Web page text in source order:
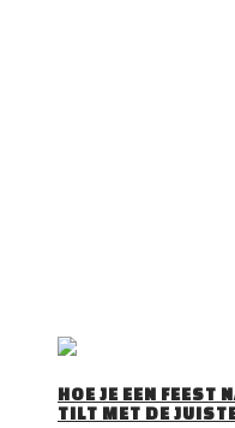
HOE JE EEN FEEST
TILT MET DE